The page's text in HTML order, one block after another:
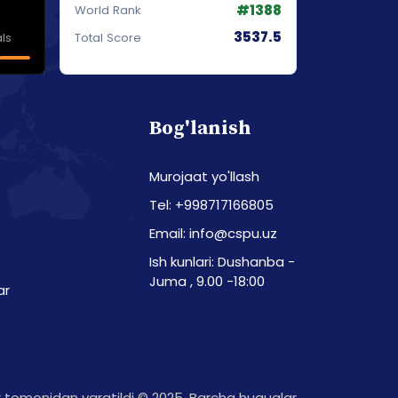
World Rank #1388
Total Score 3537.5
Bog'lanish
Murojaat yo'llash
Tel: +998717166805
Email: info@cspu.uz
Ish kunlari: Dushanba -
Juma , 9.00 -18:00